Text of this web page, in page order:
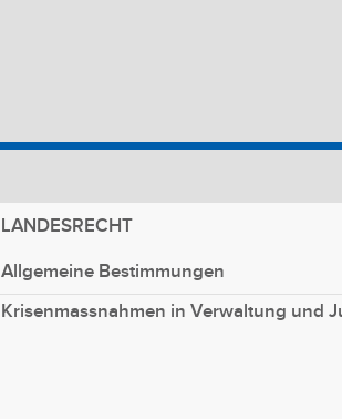
LANDESRECHT
Allgemeine Bestimmungen
Krisenmassnahmen in Verwaltung und